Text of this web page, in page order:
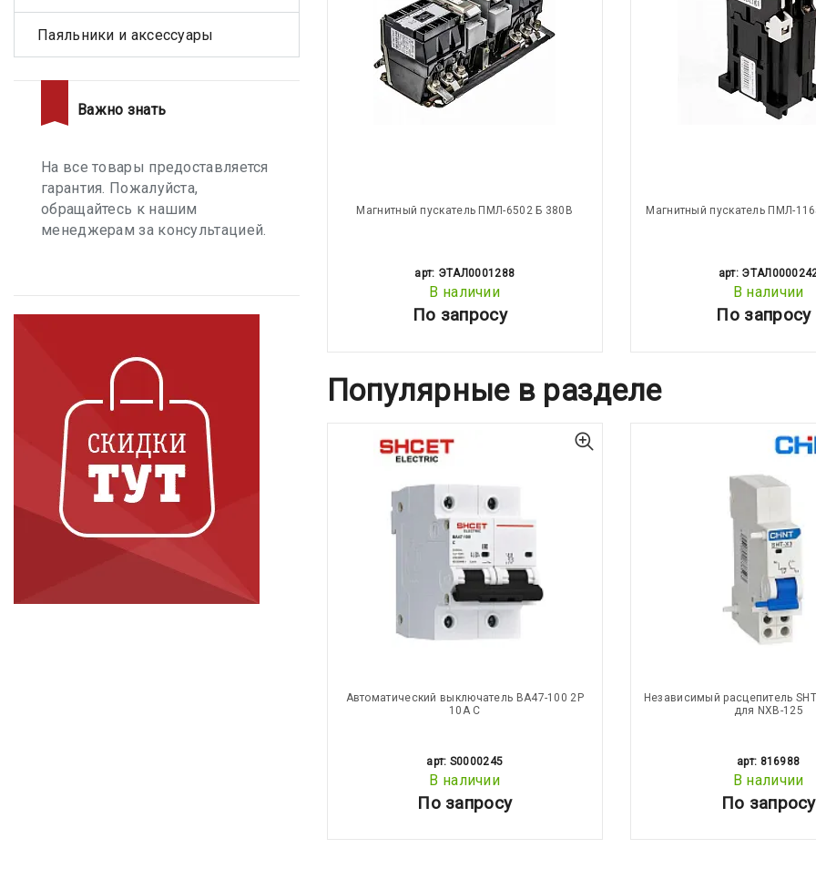
Магнитный пускатель ПМЛ-6502 Б 380В
арт: ЭТАЛ0001288
В наличии
По запросу
Магнитный пускатель ПМЛ-
арт:
В наличии
По запросу
Популярные в разделе
Автоматический выключатель ВА47-100 2Р
10А С
арт: S0000245
В наличии
По запросу
Независимый расцепитель
для NXB-125
арт: 816988
В наличии
По запросу
Паяльники и аксессуары
Важно знать
На все товары предоставляется
гарантия. Пожалуйста,
обращайтесь к нашим
менеджерам за консультацией.